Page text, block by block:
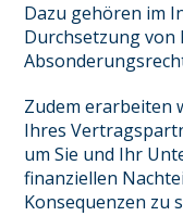
Dazu gehören im
Durchsetzung von
Zudem erarbeiten
Ihres
um Sie und Ihr
finanziellen
Konsequenzen zu